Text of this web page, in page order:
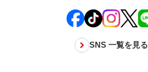
SNS 一覧を見る